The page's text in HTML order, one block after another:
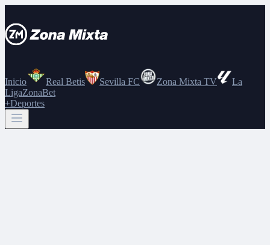
Inicio Real Betis Sevilla FC Zona Mixta TV
La
LigaZonaBet
+Deportes